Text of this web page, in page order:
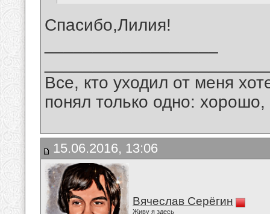
Спасибо,Лилия!
Все, кто уходил от меня
понял только одно:
15.06.2016, 13:06
Вячеслав Серёгин
Живу я здесь